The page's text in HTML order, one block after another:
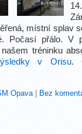
místní splav
Počasí přálo. V
tréninku
v Orisu.
Opava| Bez